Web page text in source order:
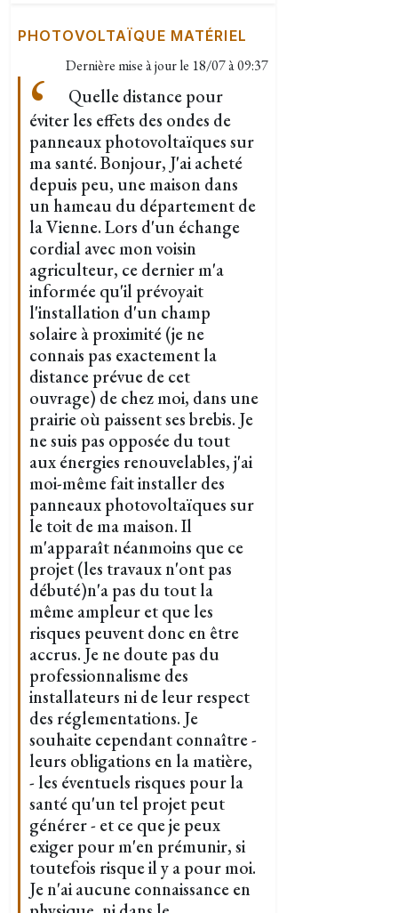
PHOTOVOLTAÏQUE MATÉRIEL
Dernière mise à jour le 18/07 à 09:37
Quelle distance pour
éviter les effets des ondes de
panneaux photovoltaïques sur
ma santé. Bonjour, J'ai acheté
depuis peu, une maison dans
un hameau du département de
la Vienne. Lors d'un échange
cordial avec mon voisin
agriculteur, ce dernier m'a
informée qu'il prévoyait
l'installation d'un champ
solaire à proximité (je ne
connais pas exactement la
distance prévue de cet
ouvrage) de chez moi, dans une
prairie où paissent ses brebis. Je
ne suis pas opposée du tout
aux énergies renouvelables, j'ai
moi-même fait installer des
panneaux photovoltaïques sur
le toit de ma maison. Il
m'apparaît néanmoins que ce
projet (les travaux n'ont pas
débuté)n'a pas du tout la
même ampleur et que les
risques peuvent donc en être
accrus. Je ne doute pas du
professionnalisme des
installateurs ni de leur respect
des réglementations. Je
souhaite cependant connaître -
leurs obligations en la matière,
- les éventuels risques pour la
santé qu'un tel projet peut
générer - et ce que je peux
exiger pour m'en prémunir, si
toutefois risque il y a pour moi.
Je n'ai aucune connaissance en